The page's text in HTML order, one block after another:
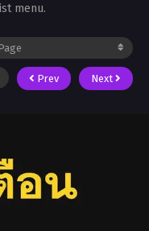
menu.
Prev Next